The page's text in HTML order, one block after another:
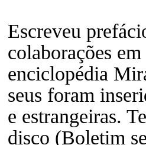
Escreveu
colaborações
enciclopédia
seus foram
e estrangeiras.
disco (Boletim